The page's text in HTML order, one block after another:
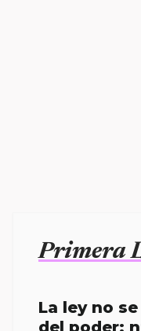
Primera
La ley no
del poder;